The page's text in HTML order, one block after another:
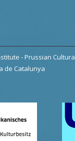
- Prussian
de Catalunya